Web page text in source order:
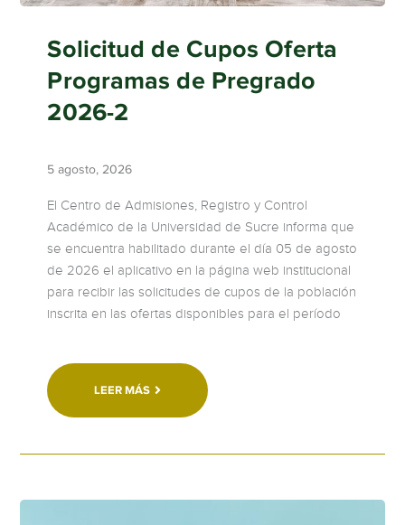
Solicitud de Cupos Oferta
Programas de Pregrado
2026-2
5 agosto, 2026
El Centro de Admisiones, Registro y Control
Académico de la Universidad de Sucre informa que
se encuentra habilitado durante el día 05 de agosto
de 2026 el aplicativo en la página web institucional
para recibir las solicitudes de cupos de la población
inscrita en las ofertas disponibles para el período
LEER MÁS